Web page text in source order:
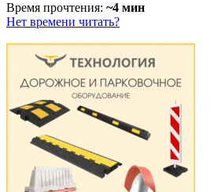
Время прочтения: ~4 мин
Нет времени читать?